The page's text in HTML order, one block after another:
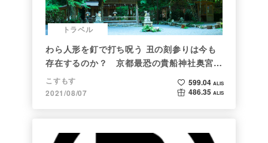
トラベル
わら人形を釘で打ち呪う 丑の刻参りは今も
存在するのか？ 京都最恐の貴船神社奥宮を
調べた
こすもす
2021/08/07
599.04 ALIS
486.35 ALIS